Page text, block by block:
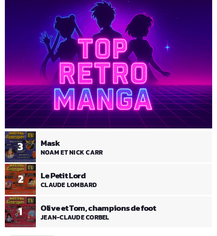
1 Olive et Tom, champions de foot
JEAN-CLAUDE CORBEL
2 Le Petit Lord
CLAUDE LOMBARD
3 Mask
NOAM ET NICK CARR